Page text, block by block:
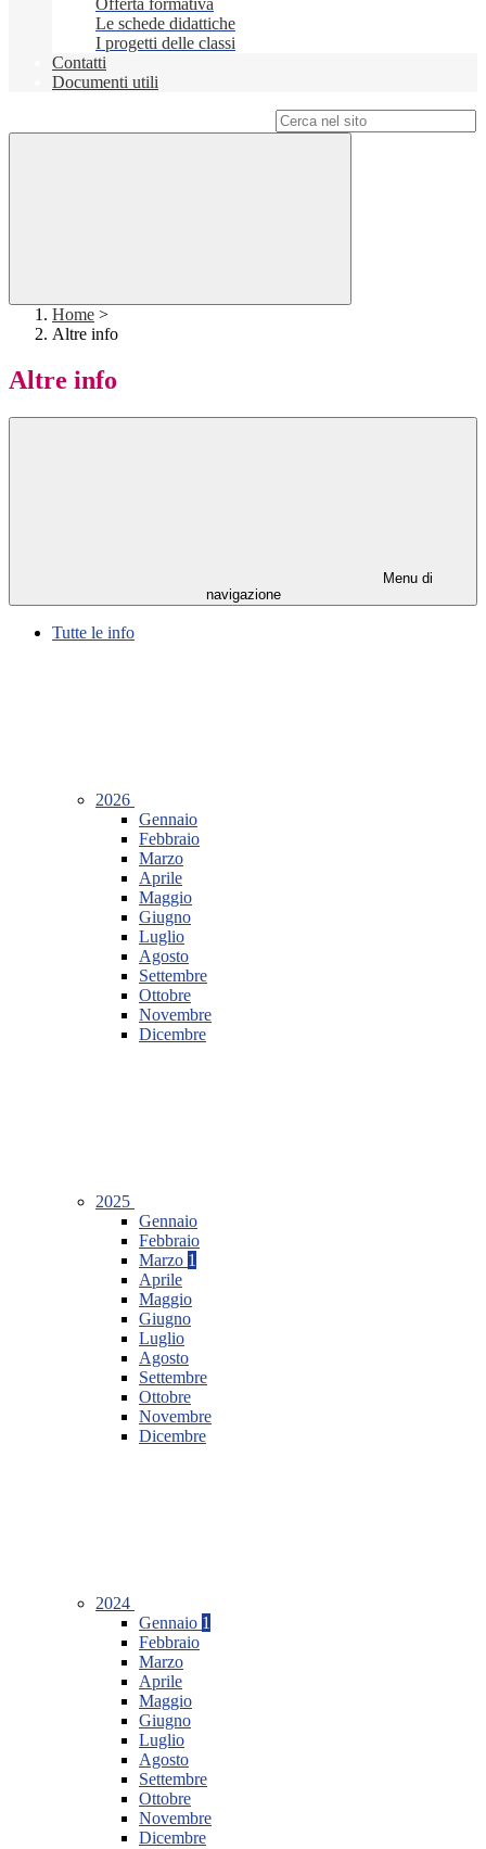
Offerta formativa
Le schede didattiche
I progetti delle classi
Contatti
Documenti utili
Home >
Altre info
Altre info
Menu di
navigazione
Tutte le info
2026
Gennaio
Febbraio
Marzo
Aprile
Maggio
Giugno
Luglio
Agosto
Settembre
Ottobre
Novembre
Dicembre
2025
Gennaio
Febbraio
Marzo 1
Aprile
Maggio
Giugno
Luglio
Agosto
Settembre
Ottobre
Novembre
Dicembre
2024
Gennaio 1
Febbraio
Marzo
Aprile
Maggio
Giugno
Luglio
Agosto
Settembre
Ottobre
Novembre
Dicembre